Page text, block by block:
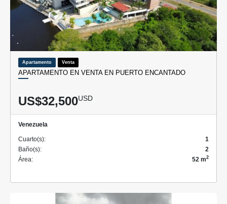
Apartamento Venta
APARTAMENTO EN VENTA EN PUERTO ENCANTADO
US$32,500USD
Venezuela
Cuarto(s):
1
Baño(s):
2
Área:
52 m2